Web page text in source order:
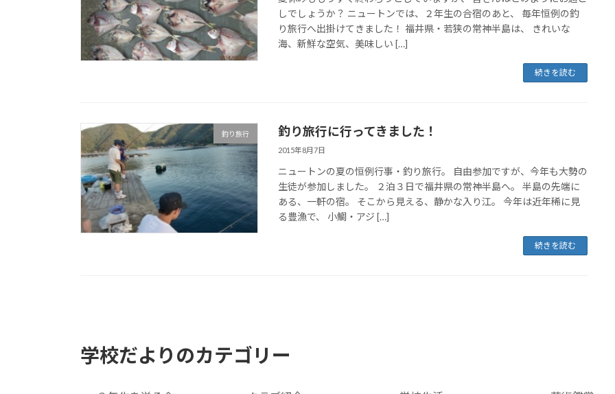
しでしょうか？ ニュートンでは、２年生の合宿のあと、 毎年恒例の釣
り旅行へ出掛けてきました！ 福井県・若狭の常神半島は、 きれいな
海、新鮮な空気、美味しい […]
続きを読む
釣り旅行 釣り旅行に行ってきました！
2015年8月7日
ニュートンの夏の恒例行事・釣り旅行。 自由参加ですが、今年も大勢の
生徒が参加しました。 ２泊３日で福井県の常神半島へ。 半島の先端に
ある、一軒の宿。 そこから見える、静かな入り江。 今年は近年稀に見
る豊漁で、 小鯛・アジ […]
続きを読む
学校だよりのカテゴリー